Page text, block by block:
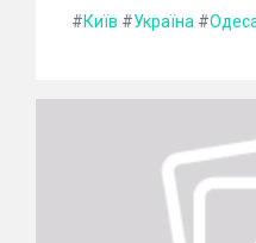
#Київ #Україна #